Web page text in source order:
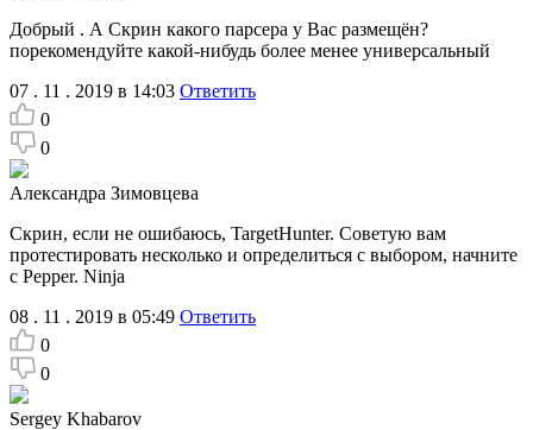
Добрый . А Скрин какого парсера у Вас размещён?
порекомендуйте какой-нибудь более менее универсальный
07 . 11 . 2019 в 14:03 Ответить
0
0
Александра Зимовцева
Скрин, если не ошибаюсь, TargetHunter. Советую вам
протестировать несколько и определиться с выбором, начните
с Pepper. Ninja
08 . 11 . 2019 в 05:49 Ответить
0
0
Sergey Khabarov